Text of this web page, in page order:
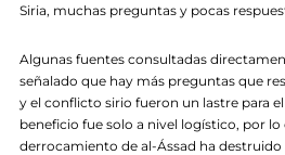
Siria, muchas preguntas y pocas
Algunas fuentes consultadas
señalado que hay más preguntas que
y el conflicto sirio fueron un lastre para el
beneficio fue solo a nivel logístico, por lo
derrocamiento de al-Ássad ha destruido